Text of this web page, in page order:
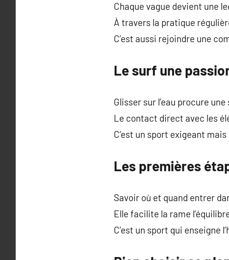
Chaque vague devient une
À travers la pratique
C’est aussi rejoindre une
Le surf une
Glisser sur l’eau procure
Le contact direct avec les
C’est un sport exigeant
Les premières
Savoir où et quand entrer
Elle facilite la rame
C’est un sport qui enseigne